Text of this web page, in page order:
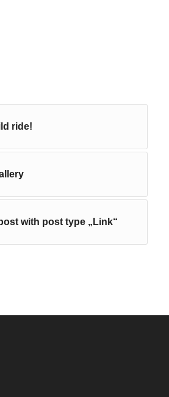
ride!
with post type „Link“